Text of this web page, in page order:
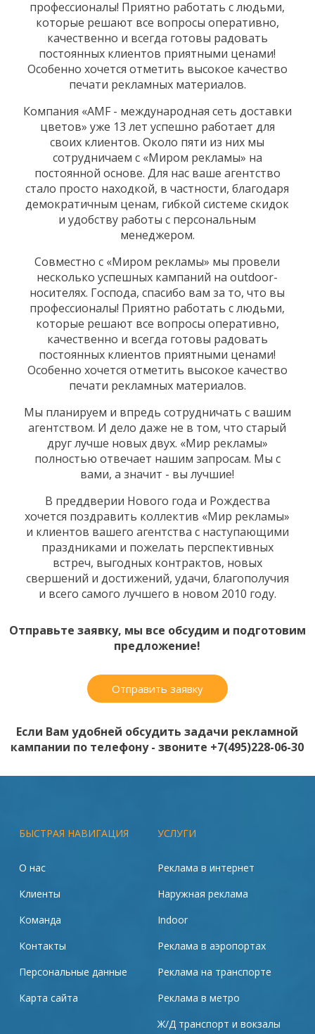
профессионалы! Приятно работать с людьми,
которые решают все вопросы оперативно,
качественно и всегда готовы радовать
постоянных клиентов приятными ценами!
Особенно хочется отметить высокое качество
печати рекламных материалов.
Компания «AMF - международная сеть доставки
цветов» уже 13 лет успешно работает для
своих клиентов. Около пяти из них мы
сотрудничаем с «Миром рекламы» на
постоянной основе. Для нас ваше агентство
стало просто находкой, в частности, благодаря
демократичным ценам, гибкой системе скидок
и удобству работы с персональным
менеджером.
Совместно с «Миром рекламы» мы провели
несколько успешных кампаний на outdoor-
носителях. Господа, спасибо вам за то, что вы
профессионалы! Приятно работать с людьми,
которые решают все вопросы оперативно,
качественно и всегда готовы радовать
постоянных клиентов приятными ценами!
Особенно хочется отметить высокое качество
печати рекламных материалов.
Мы планируем и впредь сотрудничать с вашим
агентством. И дело даже не в том, что старый
друг лучше новых двух. «Мир рекламы»
полностью отвечает нашим запросам. Мы с
вами, а значит - вы лучшие!
В преддверии Нового года и Рождества
хочется поздравить коллектив «Мир рекламы»
и клиентов вашего агентства с наступающими
праздниками и пожелать перспективных
встреч, выгодных контрактов, новых
свершений и достижений, удачи, благополучия
и всего самого лучшего в новом 2010 году.
Отправьте заявку, мы все обсудим и подготовим
предложение!
Отправить заявку
Если Вам удобней обсудить задачи рекламной
кампании по телефону - звоните +7(495)228-06-30
БЫСТРАЯ НАВИГАЦИЯ УСЛУГИ
О нас
Клиенты
Команда
Контакты
Персональные данные
Карта сайта
Реклама в интернет
Наружная реклама
Indoor
Реклама в аэропортах
Реклама на транспорте
Реклама в метро
Ж/Д транспорт и вокзалы